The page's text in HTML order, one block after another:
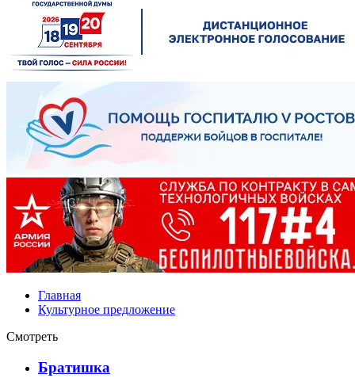
Главная
Культурное предложение
Смотреть
Братишка